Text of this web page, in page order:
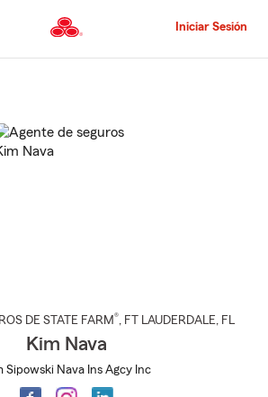
al
principal
Iniciar Sesión
DE STATE FARM®, FT LAUDERDALE, FL
Kim Nava
Sipowski Nava Ins Agcy Inc